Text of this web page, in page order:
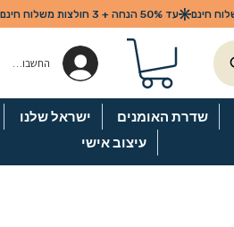
החשבון שלי
שדרת האומנים
ישראל שלנו
עיצוב אישי